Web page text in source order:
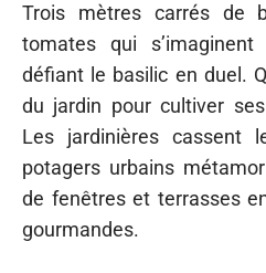
Trois mètres carrés de
tomates qui
défiant le basilic en duel.
du jardin pour cultiver
Les jardinières cassent
potagers urbains
de fenêtres et terrasses
gourmandes.